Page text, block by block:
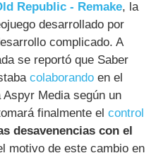
Republic - Remake, la
desarrollado por
complicado. A
se reportó que Saber
colaborando en el
Media según un
finalmente elcontrol
desavenencias con el
motivo de este cambio en